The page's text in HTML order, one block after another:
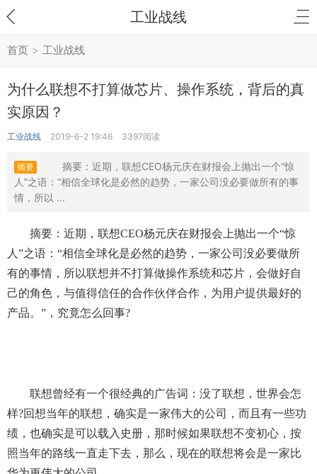
工业战线
首页 > 工业战线
为什么联想不打算做芯片、操作系统，背后的真
实原因？
工业战线 2019-6-2 19:46 3397阅读
摘要
摘要：近期，联想CEO杨元庆在财报会上抛出一个“惊
人”之语：“相信全球化是必然的趋势，一家公司没必要做所有的事
情，所以 ...
摘要：近期，联想CEO杨元庆在财报会上抛出一个“惊
人”之语：“相信全球化是必然的趋势，一家公司没必要做所
有的事情，所以联想并不打算做操作系统和芯片，会做好自
己的角色，与值得信任的合作伙伴合作，为用户提供最好的
产品。”，究竟怎么回事?
联想曾经有一个很经典的广告词：没了联想，世界会怎
样?回想当年的联想，确实是一家伟大的公司，而且有一些功
绩，也确实是可以载入史册，那时候如果联想不变初心，按
照当年的路线一直走下去，那么，现在的联想将会是一家比